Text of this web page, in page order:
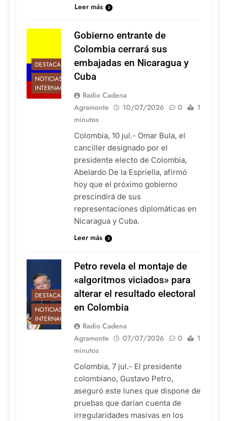
Leer más
DESTACADAS
NOTICIAS
INTERNACIONALES
Gobierno entrante de
Colombia cerrará sus
embajadas en Nicaragua y
Cuba
Radio Cadena
Agramonte
10/07/2026 0
1
minutos
Colombia, 10 jul.- Omar Bula, el
canciller designado por el
presidente electo de Colombia,
Abelardo De la Espriella, afirmó
hoy que el próximo gobierno
prescindirá de sus
representaciones diplomáticas en
Nicaragua y Cuba.
Leer más
DESTACADAS
NOTICIAS
INTERNACIONALES
Petro revela el montaje de
«algoritmos viciados» para
alterar el resultado electoral
en Colombia
Radio Cadena
Agramonte
07/07/2026 0
1
minutos
Colombia, 7 jul.- El presidente
colombiano, Gustavo Petro,
aseguró este lunes que dispone de
pruebas que darían cuenta de
irregularidades masivas en los